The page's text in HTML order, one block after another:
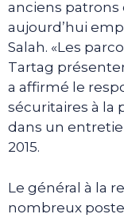
anciens patrons
aujourd’hui
Salah. «Les
Tartag
a affirmé le
sécuritaires à la
dans un
2015.
Le général à la
nombreux